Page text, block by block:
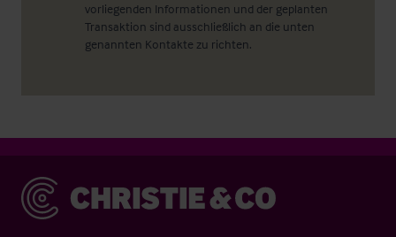
vorliegenden Informationen und der geplanten
Transaktion sind ausschließlich an die unten
genannten Kontakte zu richten.
Christie & Co